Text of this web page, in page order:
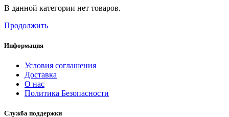
В данной категории нет товаров.
Продолжить
Информация
Условия соглашения
Доставка
О нас
Политика Безопасности
Служба поддержки